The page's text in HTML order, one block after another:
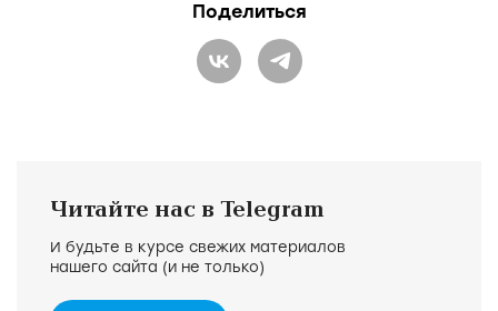
Поделиться
Читайте нас в Telegram
И будьте в курсе свежих материалов
нашего сайта (и не только)